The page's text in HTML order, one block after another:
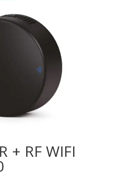
+ RF WIFI